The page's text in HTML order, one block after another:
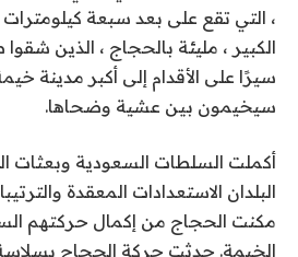
، التي تقع على بعد سبعة
الكبير ، مليئة بالحجاج ، الذين
سيرًا على الأقدام إلى أكبر مدينة
سيخيمون بين عشية وضحاها.
أكملت السلطات السعودية
البلدان الاستعدادات المعقدة
مكنت الحجاج من إكمال حركتهم
الخيمة. حدثت حركة الحجاج